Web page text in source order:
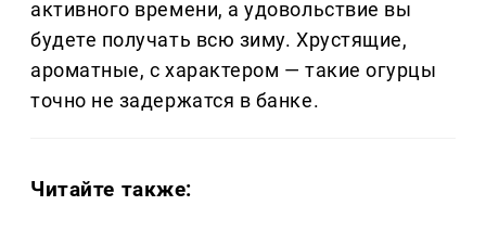
активного времени, а удовольствие вы
будете получать всю зиму. Хрустящие,
ароматные, с характером — такие огурцы
точно не задержатся в банке.
Читайте также: